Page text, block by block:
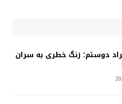
دوستم؛ زنگ خطری به سران